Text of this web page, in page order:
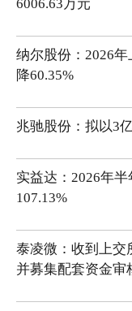
6006.63万元
纳尔股份：2026
降60.35%
兆驰股份：拟以3
实益达：2026年
107.13%
泰凌微：收到上交
并募集配套资金审